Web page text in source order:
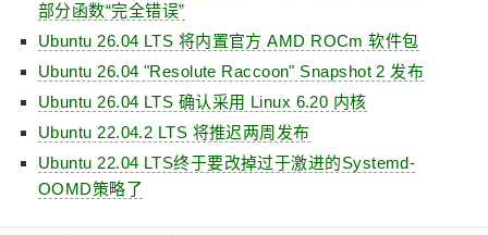
部分函数“完全错误”
Ubuntu 26.04 LTS 将内置官方 AMD ROCm 软件包
Ubuntu 26.04 "Resolute Raccoon" Snapshot 2 发布
Ubuntu 26.04 LTS 确认采用 Linux 6.20 内核
Ubuntu 22.04.2 LTS 将推迟两周发布
Ubuntu 22.04 LTS终于要改掉过于激进的Systemd-
OOMD策略了